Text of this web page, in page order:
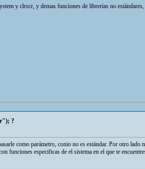
y clrscr, y demas funciones de librerías no
?
como parámetro, conio no es estándar. Por otro
funciones especificas de el sistema en el que te